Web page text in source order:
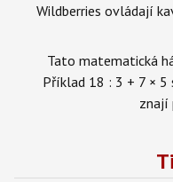
Wildberries ovládají
Tato matematická
Příklad 18 : 3 + 7 ×
znají